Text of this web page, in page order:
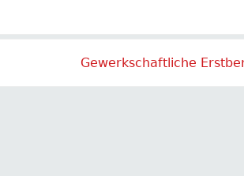
Gewerkschaftliche